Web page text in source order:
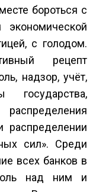
бороться с
с голодом.
рецепт
надзор, учёт,
государства,
распределении
сил». Среди
всех банков в
над ним и